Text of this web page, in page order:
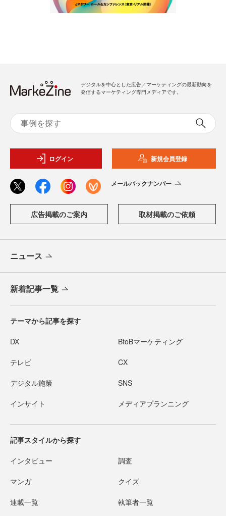
デジタルを中心とした広告／マーケティングの最新動向を
発信するマーケティング専門メディアです。
ログイン 新規会員登録
メールバックナンバー
広告掲載のご案内 取材掲載のご依頼
ニュース
新着記事一覧
テーマから記事を探す
DX BtoBマーケティング
テレビ CX
デジタル施策 SNS
インサイト メディアプランニング
記事スタイルから探す
インタビュー 調査
マンガ クイズ
連載一覧 執筆者一覧